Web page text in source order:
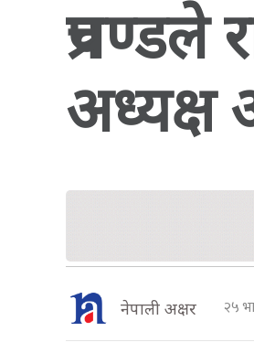
प्रचण्डले
अध्यक्ष
नेपाली अक्षर २५